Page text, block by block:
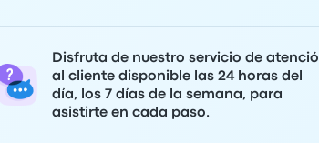
Disfruta de nuestro servicio de
al cliente disponible las 24 horas del
día, los 7 días de la semana, para
asistirte en cada paso.